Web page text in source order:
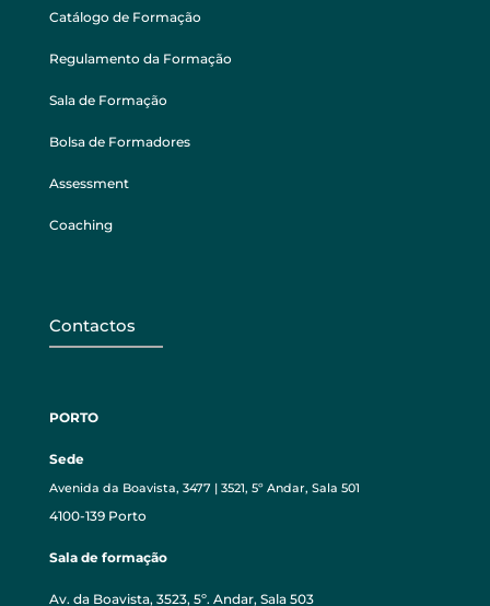
Catálogo de Formação
Regulamento da Formação
Sala de Formação
Bolsa de Formadores
Assessment
Coaching
Contactos
PORTO
Sede
Avenida da Boavista, 3477 | 3521, 5º Andar, Sala 501
4100-139 Porto
Sala de formação
Av. da Boavista, 3523, 5º. Andar, Sala 503